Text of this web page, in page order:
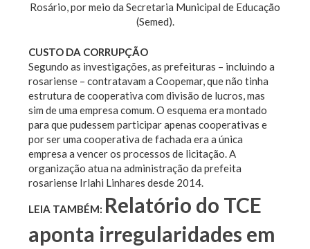
Rosário, por meio da Secretaria Municipal de Educação
(Semed).
CUSTO DA CORRUPÇÃO
Segundo as investigações, as prefeituras – incluindo a
rosariense – contratavam a Coopemar, que não tinha
estrutura de cooperativa com divisão de lucros, mas
sim de uma empresa comum. O esquema era montado
para que pudessem participar apenas cooperativas e
por ser uma cooperativa de fachada era a única
empresa a vencer os processos de licitação. A
organização atua na administração da prefeita
rosariense Irlahi Linhares desde 2014.
LEIA TAMBÉM: Relatório do TCE
aponta irregularidades em